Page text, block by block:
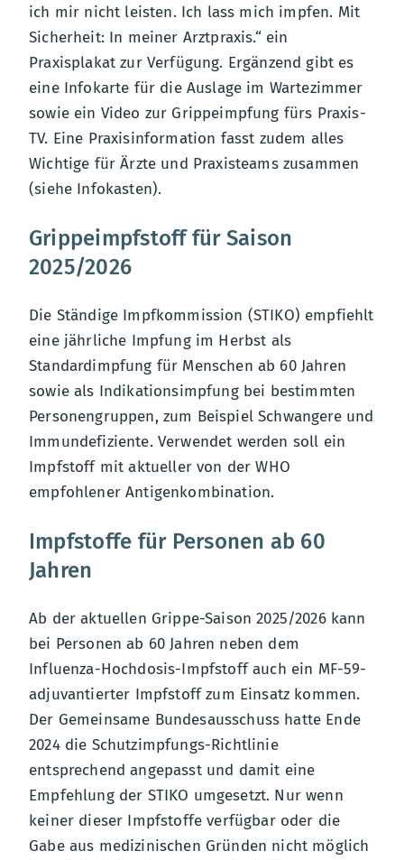
ich mir nicht leisten. Ich lass mich impfen. Mit
Sicherheit: In meiner Arztpraxis.“ ein
Praxisplakat zur Verfügung. Ergänzend gibt es
eine Infokarte für die Auslage im Wartezimmer
sowie ein Video zur Grippeimpfung fürs Praxis-
TV. Eine Praxisinformation fasst zudem alles
Wichtige für Ärzte und Praxisteams zusammen
(siehe Infokasten).
Grippeimpfstoff für Saison
2025/2026
Die Ständige Impfkommission (STIKO) empfiehlt
eine jährliche Impfung im Herbst als
Standardimpfung für Menschen ab 60 Jahren
sowie als Indikationsimpfung bei bestimmten
Personengruppen, zum Beispiel Schwangere und
Immundefiziente. Verwendet werden soll ein
Impfstoff mit aktueller von der WHO
empfohlener Antigenkombination.
Impfstoffe für Personen ab 60
Jahren
Ab der aktuellen Grippe-Saison 2025/2026 kann
bei Personen ab 60 Jahren neben dem
Influenza-Hochdosis-Impfstoff auch ein MF-59-
adjuvantierter Impfstoff zum Einsatz kommen.
Der Gemeinsame Bundesausschuss hatte Ende
2024 die Schutzimpfungs-Richtlinie
entsprechend angepasst und damit eine
Empfehlung der STIKO umgesetzt. Nur wenn
keiner dieser Impfstoffe verfügbar oder die
Gabe aus medizinischen Gründen nicht möglich